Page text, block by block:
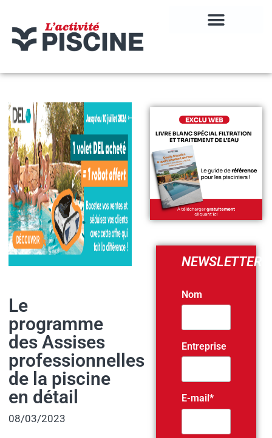
Le
programme
des Assises
professionnelles
de la piscine
en détail
08/03/2023
NEWSLETTER
Nom
Entreprise
E-mail*